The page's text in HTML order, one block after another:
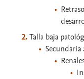
Talla baja
Secundaria